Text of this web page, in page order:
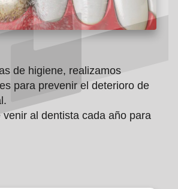
de higiene, realizamos
para prevenir el deterioro de
al dentista cada año para